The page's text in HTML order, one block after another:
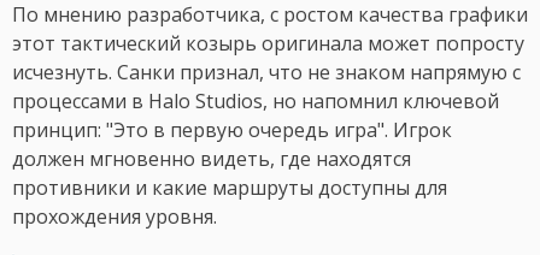
По мнению разработчика, с ростом качества графики
этот тактический козырь оригинала может попросту
исчезнуть. Санки признал, что не знаком напрямую с
процессами в Halo Studios, но напомнил ключевой
принцип: "Это в первую очередь игра". Игрок
должен мгновенно видеть, где находятся
противники и какие маршруты доступны для
прохождения уровня.